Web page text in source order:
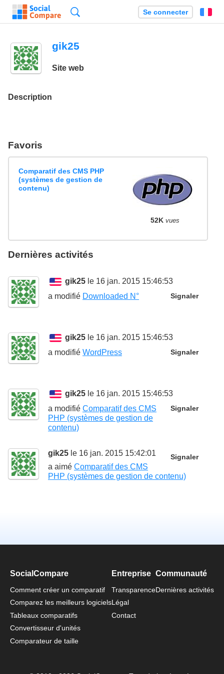
Se connecter
gik25
Site web
Description
Favoris
Comparatif des CMS PHP
(systèmes de gestion de
contenu)
52K vues
Dernières activités
gik25 le 16 jan. 2015 15:46:53
Signaler
a modifié Downloaded N°
gik25 le 16 jan. 2015 15:46:53
Signaler
a modifié WordPress
gik25 le 16 jan. 2015 15:46:53
Signaler
a modifié Comparatif des CMS
PHP (systèmes de gestion de
contenu)
gik25 le 16 jan. 2015 15:42:01 Signaler
a aimé Comparatif des CMS
PHP (systèmes de gestion de contenu)
SocialCompare
Comment créer un comparatif
Comparez les meilleurs logiciels
Tableaux comparatifs
Convertisseur d'unités
Comparateur de taille
Entreprise
Transparence
Légal
Contact
Communauté
Dernières activités